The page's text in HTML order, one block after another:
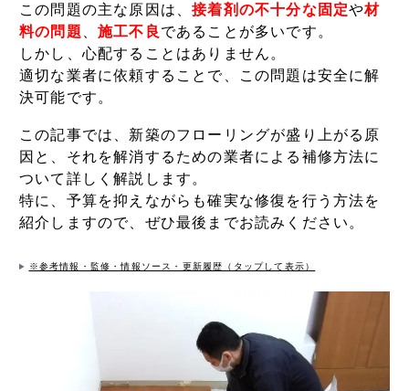
この問題の主な原因は、接着剤の不十分な固定や材
料の問題
、施工不良 であることが多いです。
しかし、心配することはありません。
適切な業者に依頼することで、この問題は安全に解
決可能です。
この記事では、新築のフローリングが盛り上がる原
因と、それを解消するための業者による補修方法に
ついて詳しく解説します。
特に、予算を抑えながらも確実な修復を行う方法を
紹介しますので、ぜひ最後までお読みください。
※参考情報・監修・情報ソース・更新履歴（タップして表示）